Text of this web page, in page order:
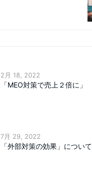
2月 18, 2022
「MEO対策で売上２倍に」
7月 29, 2022
「外部対策の効果」について